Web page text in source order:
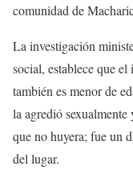
comunidad de
La investigación
social, establece que
también es menor de
la agredió
que no huyera; fue un
del lugar.